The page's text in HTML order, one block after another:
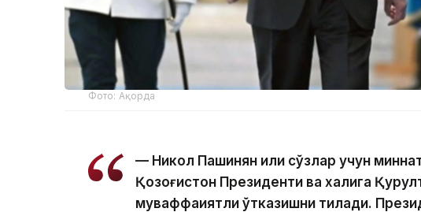
Фото: Ақорда
— Никол Пашинян илиқ сўзлар учун
Қозоғистон Президенти ва халқига
муваффақиятли ўтказишни тилади.